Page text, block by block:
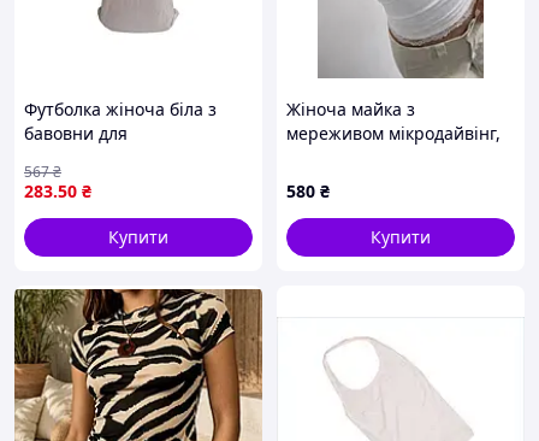
Футболка жіноча біла з
бавовни для
комфорту ТМ MODY
283.50 ₴
567₴
Купити
Жіноча майка з
мереживом мікродайвінг,
580 ₴
Купити